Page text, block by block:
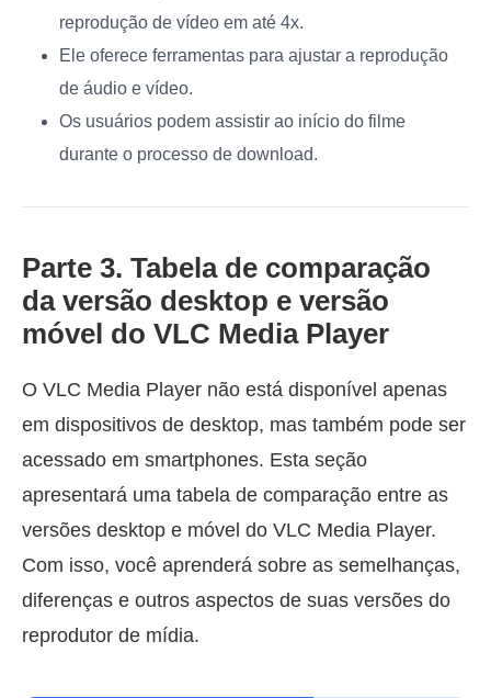
reprodução de vídeo em até 4x.
Ele oferece ferramentas para ajustar a reprodução
de áudio e vídeo.
Os usuários podem assistir ao início do filme
durante o processo de download.
Parte 3. Tabela de comparação
da versão desktop e versão
móvel do VLC Media Player
O VLC Media Player não está disponível apenas
em dispositivos de desktop, mas também pode ser
acessado em smartphones. Esta seção
apresentará uma tabela de comparação entre as
versões desktop e móvel do VLC Media Player.
Com isso, você aprenderá sobre as semelhanças,
diferenças e outros aspectos de suas versões do
reprodutor de mídia.